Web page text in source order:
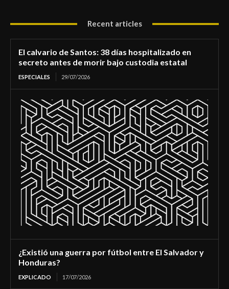
Recent articles
El calvario de Santos: 38 días hospitalizado en
secreto antes de morir bajo custodia estatal
ESPECIALES 29/07/2026
¿Existió una guerra por fútbol entre El Salvador y
Honduras?
EXPLICADO 17/07/2026